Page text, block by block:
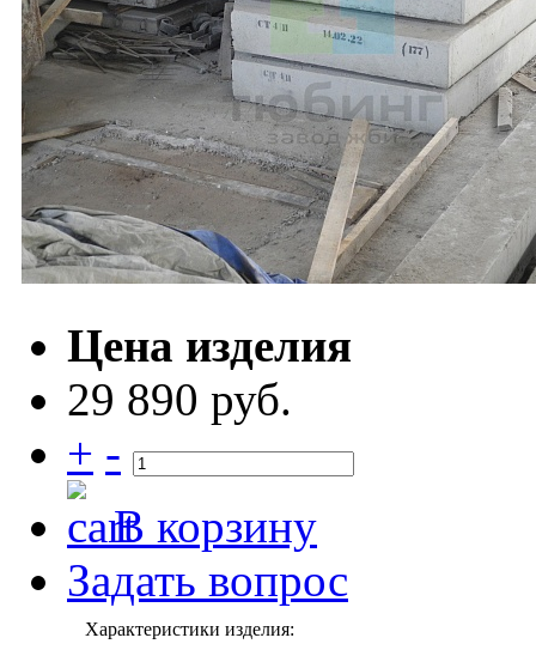
Цена изделия
29 890 руб.
+ -
В корзину
Задать вопрос
Характеристики изделия: